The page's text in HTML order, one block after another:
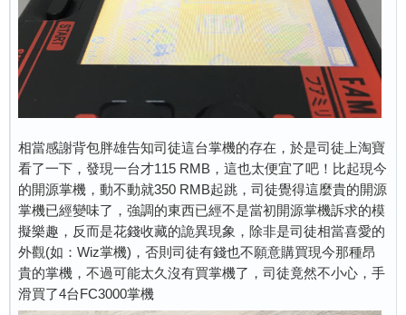
相當感謝背包胖雄告知司徒這台掌機的存在，於是司徒上淘寶
看了一下，發現一台才115 RMB，這也太便宜了吧！比起現今
的開源掌機，動不動就350 RMB起跳，司徒覺得這麼貴的開源
掌機已經變味了，強調的東西已經不是當初開源掌機訴求的模
擬樂趣，反而是花錢收藏的詭異現象，除非是司徒相當喜愛的
外觀(如：Wiz掌機)，否則司徒有錢也不願意購買現今那種昂
貴的掌機，不過可能太久沒有買掌機了，司徒竟然不小心，手
滑買了4台FC3000掌機